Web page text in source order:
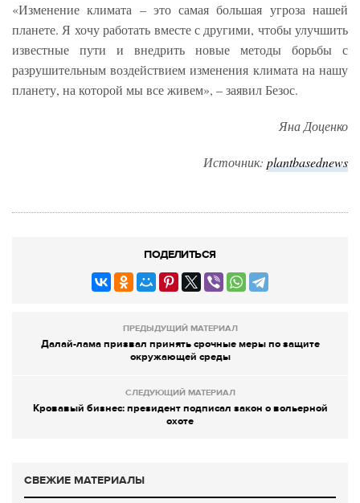
«Изменение климата – это самая большая угроза нашей
планете. Я хочу работать вместе с другими, чтобы улучшить
известные пути и внедрить новые методы борьбы с
разрушительным воздействием изменения климата на нашу
планету, на которой мы все живем», – заявил Безос.
Яна Доценко
Источник: plantbasednews
ПОДЕЛИТЬСЯ
ПРЕДЫДУЩИЙ МАТЕРИАЛ
Далай-лама призвал принять срочные меры по защите
окружающей среды
СЛЕДУЮЩИЙ МАТЕРИАЛ
Кровавый бизнес: президент подписал закон о вольерной
охоте
СВЕЖИЕ МАТЕРИАЛЫ